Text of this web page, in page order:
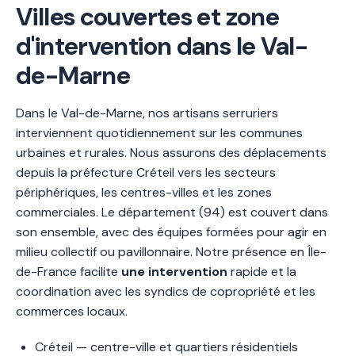
Villes couvertes et zone
d'intervention dans le Val-
de-Marne
Dans le Val-de-Marne, nos artisans serruriers
interviennent quotidiennement sur les communes
urbaines et rurales. Nous assurons des déplacements
depuis la préfecture Créteil vers les secteurs
périphériques, les centres-villes et les zones
commerciales. Le département (94) est couvert dans
son ensemble, avec des équipes formées pour agir en
milieu collectif ou pavillonnaire. Notre présence en Île-
de-France facilite une intervention rapide et la
coordination avec les syndics de copropriété et les
commerces locaux.
Créteil — centre-ville et quartiers résidentiels